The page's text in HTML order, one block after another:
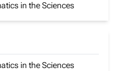
in the Sciences
in the Sciences